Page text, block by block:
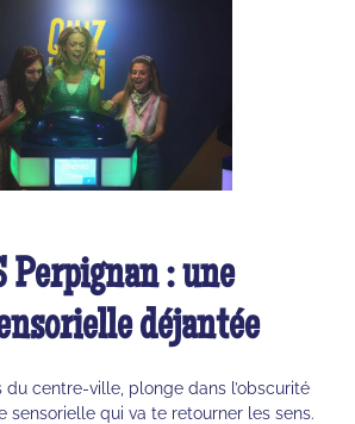
Perpignan : une
déjantée
centre-ville, plonge dans l’obscurité
sensorielle qui va te retourner les sens.